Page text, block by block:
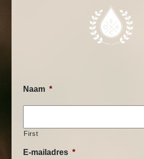
Naam *
First
E-mailadres *